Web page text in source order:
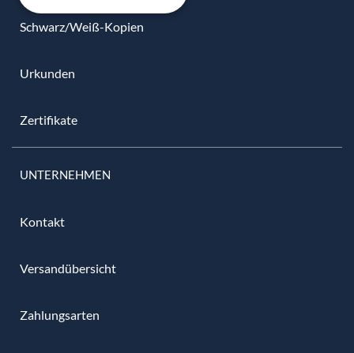
Schwarz/Weiß-Kopien
Urkunden
Zertifikate
UNTERNEHMEN
Kontakt
Versandübersicht
Zahlungsarten